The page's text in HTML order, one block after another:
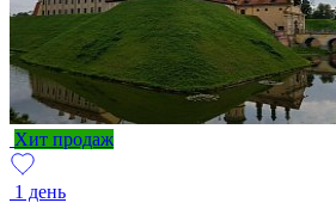
Хит продаж
1 день